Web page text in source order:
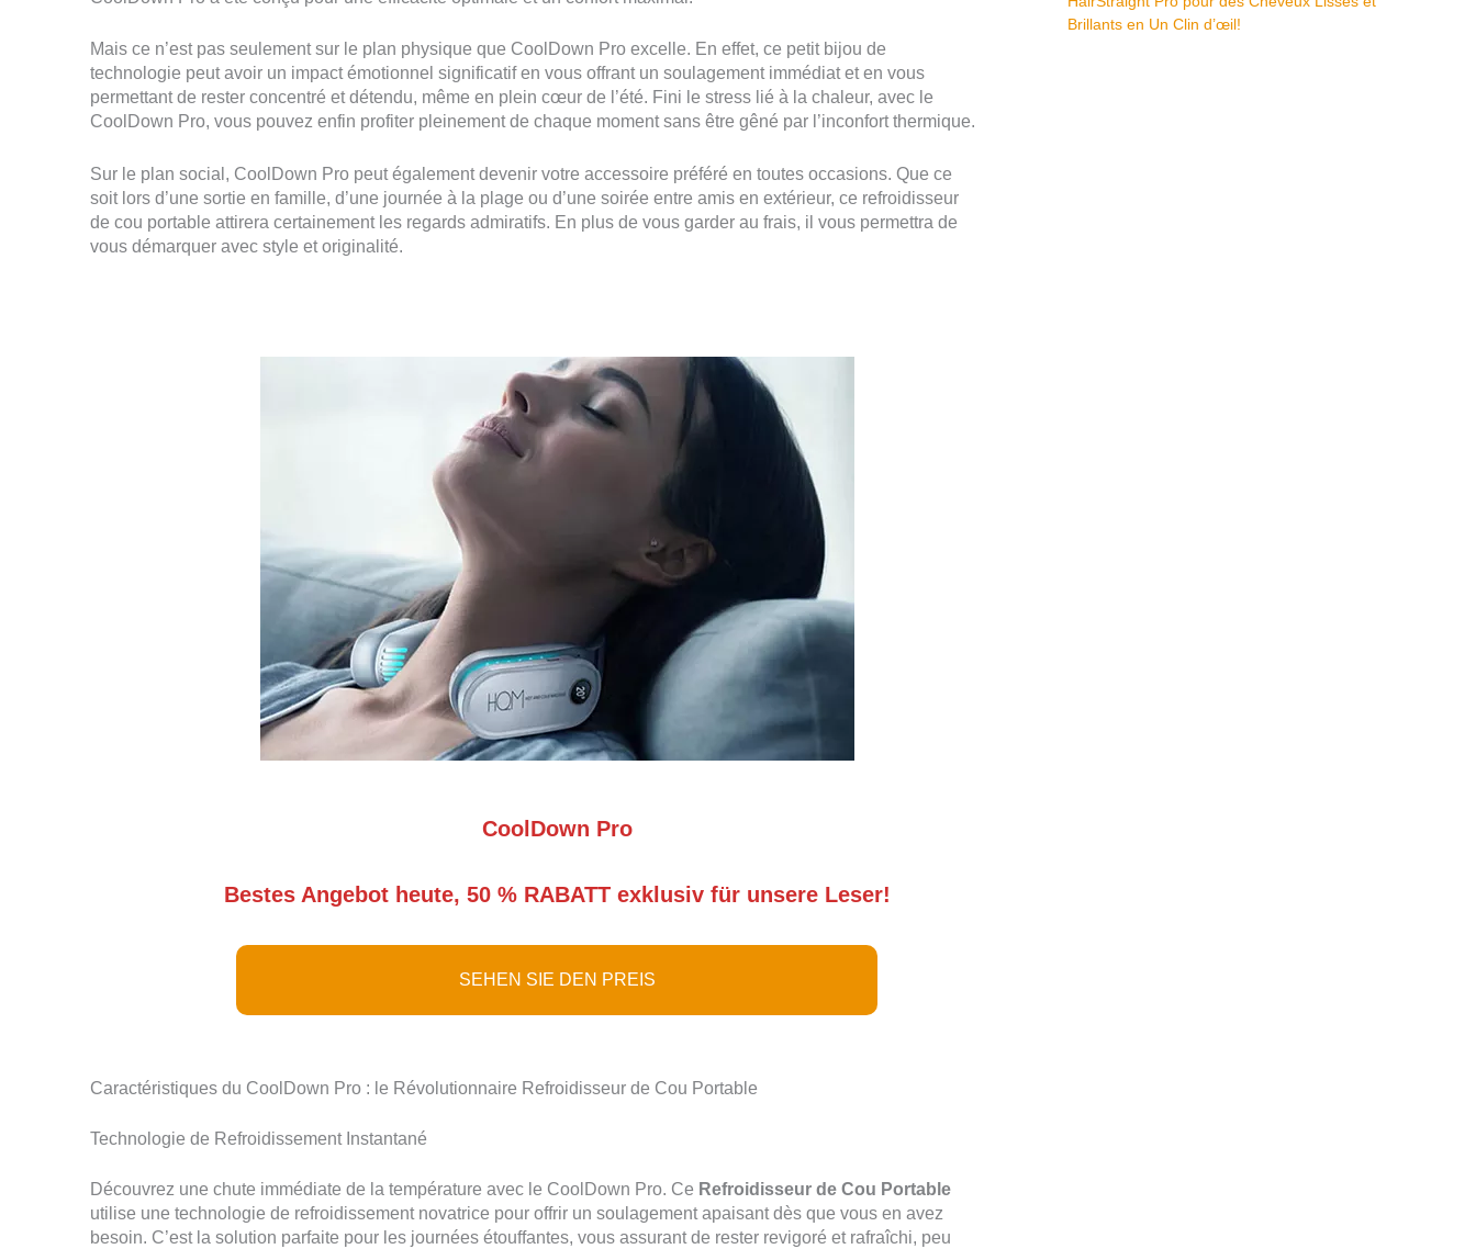
Mais ce n’est pas seulement sur le plan physique que CoolDown Pro excelle. En effet, ce petit bijou de
technologie peut avoir un impact émotionnel significatif en vous offrant un soulagement immédiat et en vous
permettant de rester concentré et détendu, même en plein cœur de l’été. Fini le stress lié à la chaleur, avec le
CoolDown Pro, vous pouvez enfin profiter pleinement de chaque moment sans être gêné par l’inconfort thermique.
Sur le plan social, CoolDown Pro peut également devenir votre accessoire préféré en toutes occasions. Que ce
soit lors d’une sortie en famille, d’une journée à la plage ou d’une soirée entre amis en extérieur, ce refroidisseur
de cou portable attirera certainement les regards admiratifs. En plus de vous garder au frais, il vous permettra de
vous démarquer avec style et originalité.
CoolDown Pro
Bestes Angebot heute, 50 % RABATT exklusiv für unsere Leser!
SEHEN SIE DEN PREIS
Caractéristiques du CoolDown Pro : le Révolutionnaire Refroidisseur de Cou Portable
Technologie de Refroidissement Instantané
Découvrez une chute immédiate de la température avec le CoolDown Pro. Ce Refroidisseur de Cou Portable
utilise une technologie de refroidissement novatrice pour offrir un soulagement apaisant dès que vous en avez
besoin. C’est la solution parfaite pour les journées étouffantes, vous assurant de rester revigoré et rafraîchi, peu
Brillants en Un Clin d’œil!